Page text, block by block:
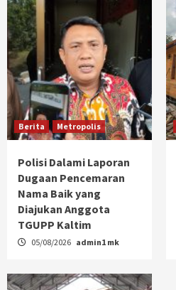
Berita Metropolis
Polisi Dalami Laporan
Dugaan Pencemaran
Nama Baik yang
Diajukan Anggota
TGUPP Kaltim
05/08/2026 admin1 mk